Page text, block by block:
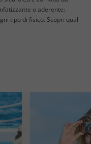
o aderente:
tipo di fisico. Scopri qual